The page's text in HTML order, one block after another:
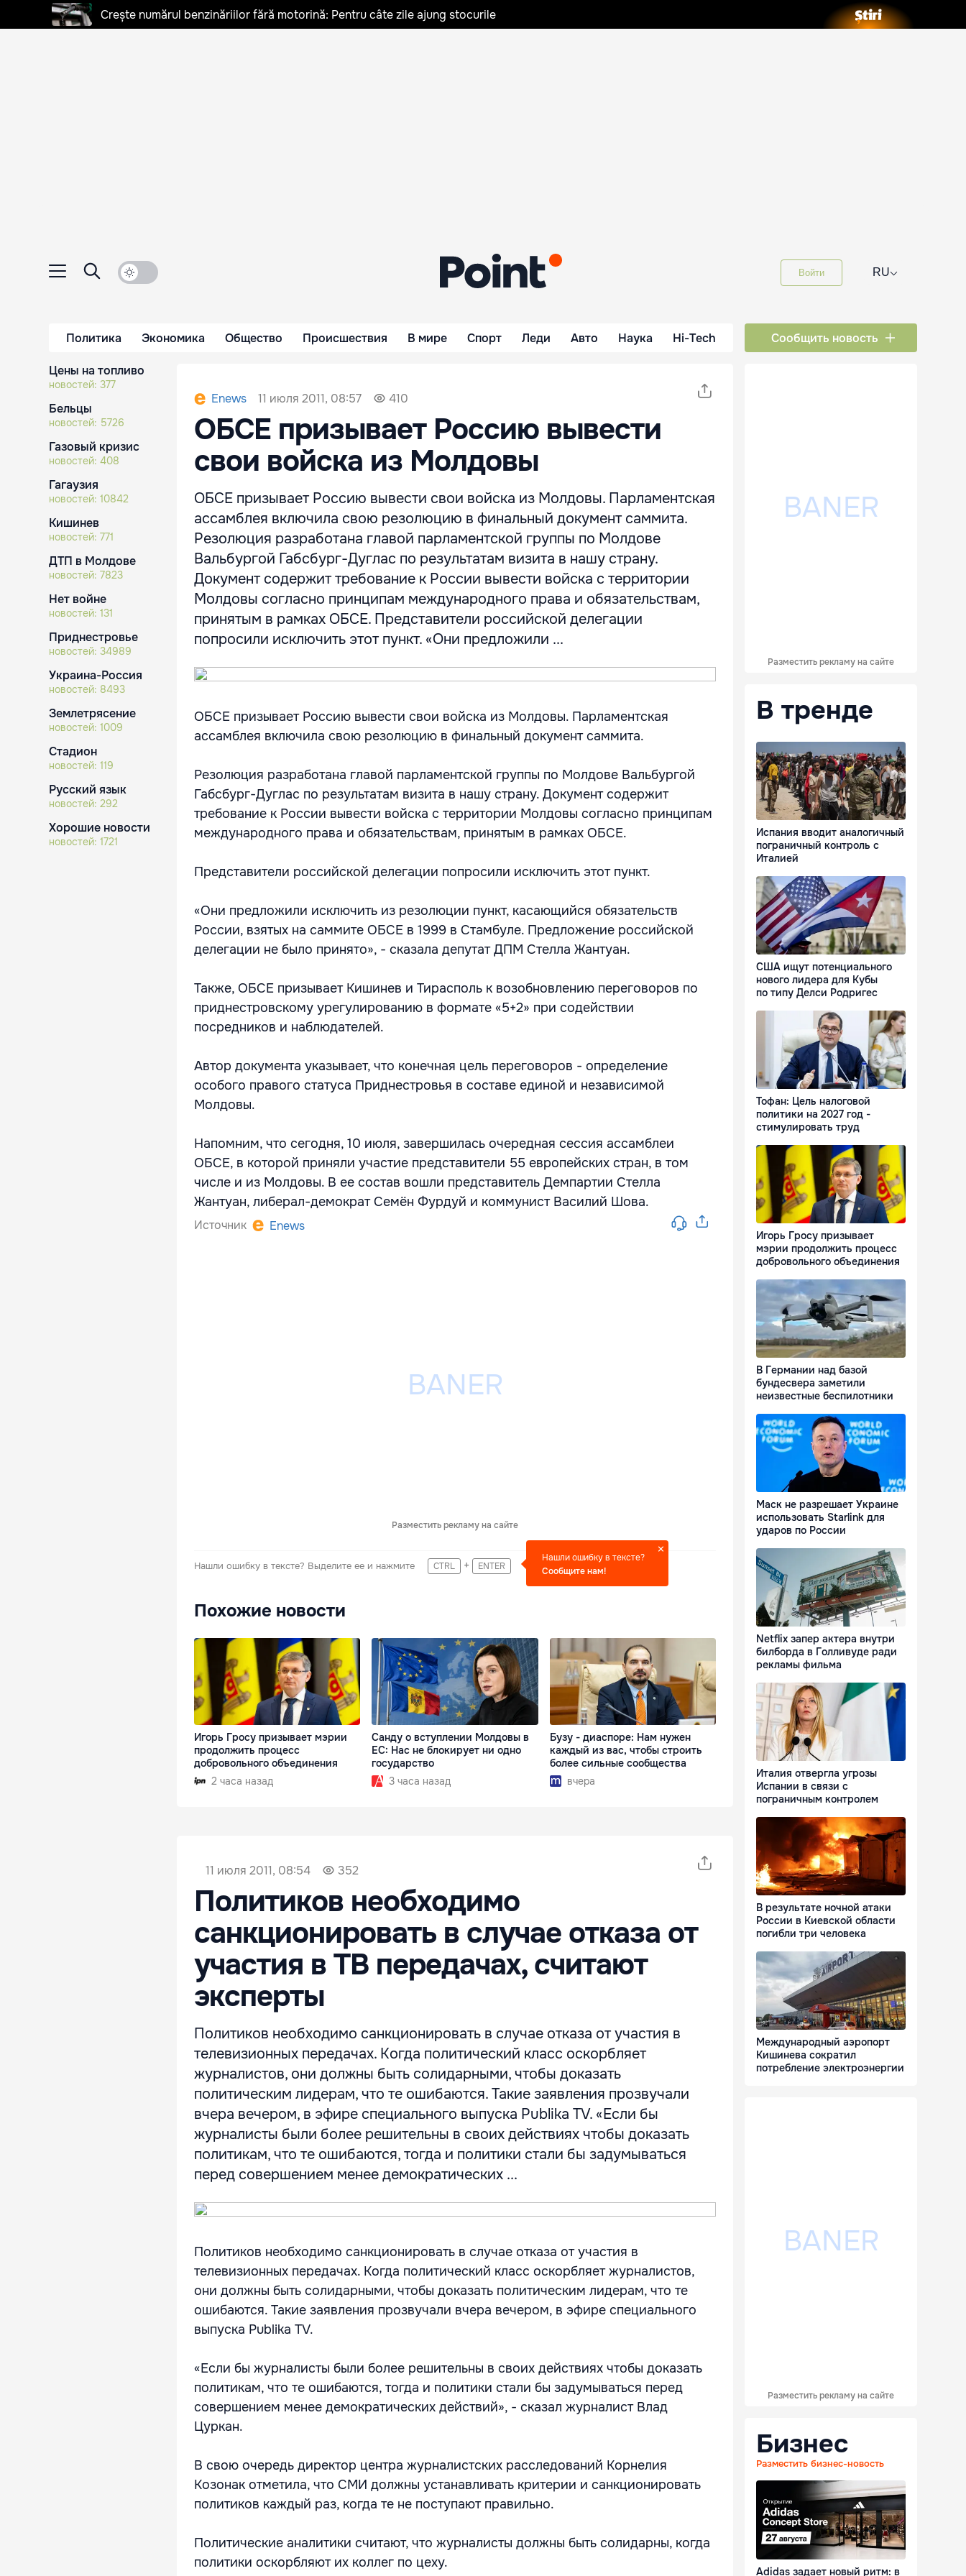
Crește numărul benzinăriilor fără motorină: Pentru câte zile ajung stocurile
Войти RU⌵
Политика Экономика Общество Происшествия В мире Спорт Леди Авто Наука Hi-Tech Сообщить новость
Цены на топливо
новостей: 377
Бельцы
новостей: 5726
Газовый кризис
новостей: 408
Гагаузия
новостей: 10842
Кишинев
новостей: 771
ДТП в Молдове
новостей: 7823
Нет войне
новостей: 131
Приднестровье
новостей: 34989
Украина-Россия
новостей: 8493
Землетрясение
новостей: 1009
Стадион
новостей: 119
Русский язык
новостей: 292
Хорошие новости
новостей: 1721
Enews 11 июля 2011, 08:57 410
ОБСЕ призывает Россию вывести
свои войска из Молдовы
ОБСЕ призывает Россию вывести свои войска из Молдовы. Парламентская
ассамблея включила свою резолюцию в финальный документ саммита.
Резолюция разработана главой парламентской группы по Молдове
Вальбургой Габсбург-Дуглас по результатам визита в нашу страну.
Документ содержит требование к России вывести войска с территории
Молдовы согласно принципам международного права и обязательствам,
принятым в рамках ОБСЕ. Представители российской делегации
попросили исключить этот пункт. «Они предложили ...
ОБСЕ призывает Россию вывести свои войска из Молдовы. Парламентская
ассамблея включила свою резолюцию в финальный документ саммита.
Резолюция разработана главой парламентской группы по Молдове Вальбургой
Габсбург-Дуглас по результатам визита в нашу страну. Документ содержит
требование к России вывести войска с территории Молдовы согласно принципам
международного права и обязательствам, принятым в рамках ОБСЕ.
Представители российской делегации попросили исключить этот пункт.
«Они предложили исключить из резолюции пункт, касающийся обязательств
России, взятых на саммите ОБСЕ в 1999 в Стамбуле. Предложение российской
делегации не было принято», - сказала депутат ДПМ Стелла Жантуан.
Также, ОБСЕ призывает Кишинев и Тирасполь к возобновлению переговоров по
приднестровскому урегулированию в формате «5+2» при содействии
посредников и наблюдателей.
Автор документа указывает, что конечная цель переговоров - определение
особого правого статуса Приднестровья в составе единой и независимой
Молдовы.
Напомним, что сегодня, 10 июля, завершилась очередная сессия ассамблеи
ОБСЕ, в которой приняли участие представители 55 европейских стран, в том
числе и из Молдовы. В ее состав вошли представитель Демпартии Стелла
Жантуан, либерал-демократ Семён Фурдуй и коммунист Василий Шова.
Источник Enews
Разместить рекламу на сайте
Нашли ошибку в тексте? Выделите ее и нажмите CTRL + ENTER
Нашли ошибку в тексте?
Сообщите нам!
Похожие новости
Игорь Гросу призывает мэрии
продолжить процесс
добровольного объединения
2 часа назад
Санду о вступлении Молдовы в
ЕС: Нас не блокирует ни одно
государство
3 часа назад
Бузу - диаспоре: Нам нужен
каждый из вас, чтобы строить
более сильные сообщества
вчера
11 июля 2011, 08:54 352
Политиков необходимо
санкционировать в случае отказа от
участия в ТВ передачах, считают
эксперты
Политиков необходимо санкционировать в случае отказа от участия в
телевизионных передачах. Когда политический класс оскорбляет
журналистов, они должны быть солидарными, чтобы доказать
политическим лидерам, что те ошибаются. Такие заявления прозвучали
вчера вечером, в эфире специального выпуска Publika TV. «Если бы
журналисты были более решительны в своих действиях чтобы доказать
политикам, что те ошибаются, тогда и политики стали бы задумываться
перед совершением менее демократических ...
Политиков необходимо санкционировать в случае отказа от участия в
телевизионных передачах. Когда политический класс оскорбляет журналистов,
они должны быть солидарными, чтобы доказать политическим лидерам, что те
ошибаются. Такие заявления прозвучали вчера вечером, в эфире специального
выпуска Publika TV.
«Если бы журналисты были более решительны в своих действиях чтобы доказать
политикам, что те ошибаются, тогда и политики стали бы задумываться перед
совершением менее демократических действий», - сказал журналист Влад
Цуркан.
В свою очередь директор центра журналистских расследований Корнелия
Козонак отметила, что СМИ должны устанавливать критерии и санкционировать
политиков каждый раз, когда те не поступают правильно.
Политические аналитики считают, что журналисты должны быть солидарны, когда
политики оскорбляют их коллег по цеху.
Разместить рекламу на сайте
В тренде
Испания вводит аналогичный
пограничный контроль с
Италией
США ищут потенциального
нового лидера для Кубы
по типу Делси Родригес
Тофан: Цель налоговой
политики на 2027 год -
стимулировать труд
Игорь Гросу призывает
мэрии продолжить процесс
добровольного объединения
В Германии над базой
бундесвера заметили
неизвестные беспилотники
Маск не разрешает Украине
использовать Starlink для
ударов по России
Netflix запер актера внутри
билборда в Голливуде ради
рекламы фильма
Италия отвергла угрозы
Испании в связи с
пограничным контролем
В результате ночной атаки
России в Киевской области
погибли три человека
Международный аэропорт
Кишинева сократил
потребление электроэнергии
Разместить рекламу на сайте
Бизнес
Разместить бизнес-новость
Adidas задает новый ритм: в